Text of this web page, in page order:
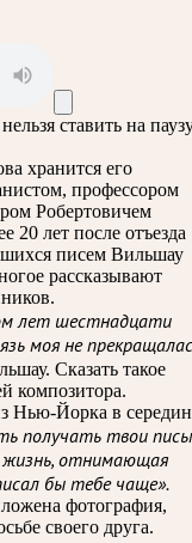
нельзя ставить на
хранится его
профессором
Робертовичем
20 лет после отъезда
писем Вильшау
рассказывают
лет шестнадцати
моя не
Сказать такое
композитора.
Нью-Йорка в
получать твои
жизнь, отнимающая
бы тебе чаще».
фотография,
своего друга.